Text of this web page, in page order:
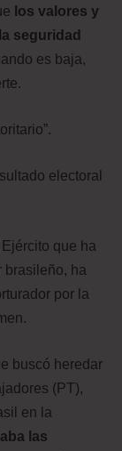
los valores y
seguridad
es baja,
electoral
que ha
brasileño, ha
por la
buscó heredar
(PT),
en la
las